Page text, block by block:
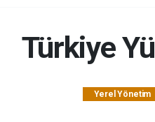
Türkiye
Yerel Yönetim